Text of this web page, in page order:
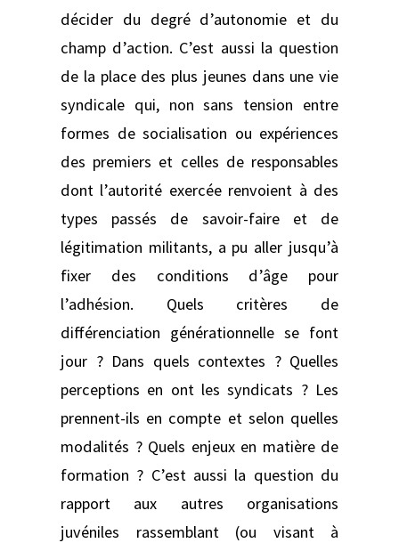
décider du degré d’autonomie et du
champ d’action. C’est aussi la question
de la place des plus jeunes dans une vie
syndicale qui, non sans tension entre
formes de socialisation ou expériences
des premiers et celles de responsables
dont l’autorité exercée renvoient à des
types passés de savoir-faire et de
légitimation militants, a pu aller jusqu’à
fixer des conditions d’âge pour
l’adhésion. Quels critères de
différenciation générationnelle se font
jour ? Dans quels contextes ? Quelles
perceptions en ont les syndicats ? Les
prennent-ils en compte et selon quelles
modalités ? Quels enjeux en matière de
formation ? C’est aussi la question du
rapport aux autres organisations
juvéniles rassemblant (ou visant à